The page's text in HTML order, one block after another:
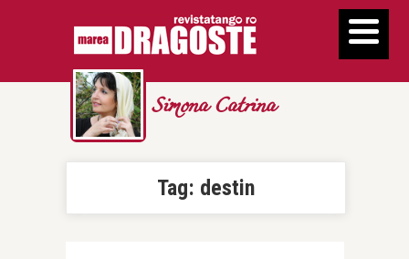
Simona Catrina
Tag: destin